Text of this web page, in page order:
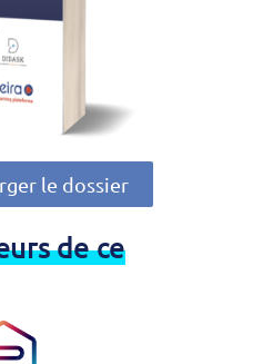
le dossier
de ce